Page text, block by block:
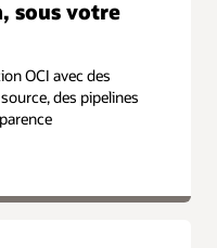
sous votre
OCI avec des
des pipelines